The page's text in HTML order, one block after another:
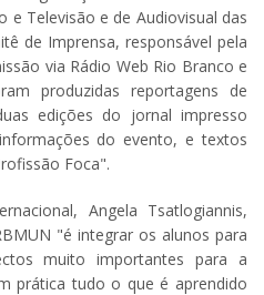
e Televisão e de Audiovisual das
de Imprensa, responsável pela
via Rádio Web Rio Branco e
produzidas reportagens de
edições do jornal impresso
do evento, e textos
Foca".
Angela Tsatlogiannis,
"é integrar os alunos para
muito importantes para a
prática tudo o que é aprendido